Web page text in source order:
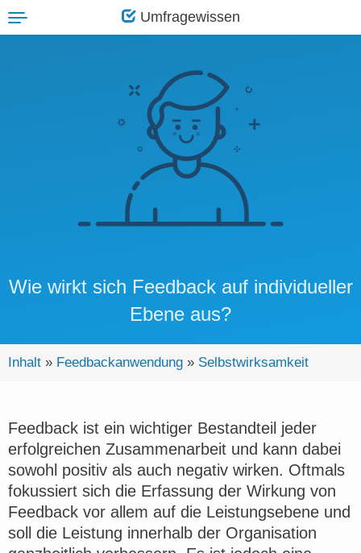
Toggle
Umfragewissen
Wie wirkt sich Feedback auf individueller
Ebene aus?
Inhalt » Feedbackanwendung » Selbstwirksamkeit
Feedback ist ein wichtiger Bestandteil jeder
erfolgreichen Zusammenarbeit und kann dabei
sowohl positiv als auch negativ wirken. Oftmals
fokussiert sich die Erfassung der Wirkung von
Feedback vor allem auf die Leistungsebene und
soll die Leistung innerhalb der Organisation